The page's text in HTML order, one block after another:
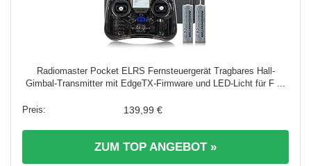
Radiomaster Pocket ELRS Fernsteuergerät Tragbares Hall-
Gimbal-Transmitter mit EdgeTX-Firmware und LED-Licht für F ...
139,99 €
ZUM TOP ANGEBOT »